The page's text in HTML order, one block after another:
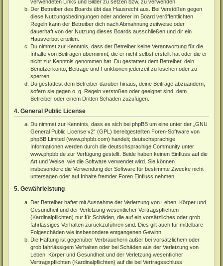
verwendeten Links und Bilder zu setzen bzw. zu verwenden.
Der Betreiber des Boards übt das Hausrecht aus. Bei Verstößen gegen
diese Nutzungsbedingungen oder anderer im Board veröffentlichten
Regeln kann der Betreiber dich nach Abmahnung zeitweise oder
dauerhaft von der Nutzung dieses Boards ausschließen und dir ein
Hausverbot erteilen.
Du nimmst zur Kenntnis, dass der Betreiber keine Verantwortung für die
Inhalte von Beiträgen übernimmt, die er nicht selbst erstellt hat oder die er
nicht zur Kenntnis genommen hat. Du gestattest dem Betreiber, dein
Benutzerkonto, Beiträge und Funktionen jederzeit zu löschen oder zu
sperren.
Du gestattest dem Betreiber darüber hinaus, deine Beiträge abzuändern,
sofern sie gegen o. g. Regeln verstoßen oder geeignet sind, dem
Betreiber oder einem Dritten Schaden zuzufügen.
4. General Public License
Du nimmst zur Kenntnis, dass es sich bei phpBB um eine unter der „GNU
General Public License v2“ (GPL) bereitgestellten Foren-Software von
phpBB Limited (www.phpbb.com) handelt; deutschsprachige
Informationen werden durch die deutschsprachige Community unter
www.phpbb.de zur Verfügung gestellt. Beide haben keinen Einfluss auf die
Art und Weise, wie die Software verwendet wird. Sie können
insbesondere die Verwendung der Software für bestimmte Zwecke nicht
untersagen oder auf Inhalte fremder Foren Einfluss nehmen.
5. Gewährleistung
Der Betreiber haftet mit Ausnahme der Verletzung von Leben, Körper und
Gesundheit und der Verletzung wesentlicher Vertragspflichten
(Kardinalpflichten) nur für Schäden, die auf ein vorsätzliches oder grob
fahrlässiges Verhalten zurückzuführen sind. Dies gilt auch für mittelbare
Folgeschäden wie insbesondere entgangenen Gewinn.
Die Haftung ist gegenüber Verbrauchern außer bei vorsätzlichem oder
grob fahrlässigem Verhalten oder bei Schäden aus der Verletzung von
Leben, Körper und Gesundheit und der Verletzung wesentlicher
Vertragspflichten (Kardinalpflichten) auf die bei Vertragsschluss